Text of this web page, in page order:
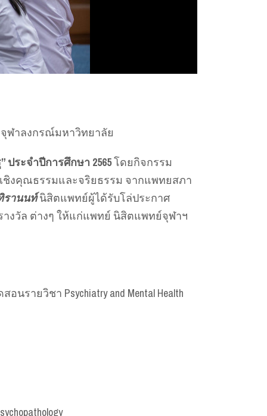
จุฬาลงกรณ์มหาวิทยาลัย
ประจำปีการศึกษา 2565โดยกิจกรรม
ชิงคุณธรรมและจริยธรรม จากแพทยสภา
านนท์นิสิตแพทย์ผู้ได้รับโล่ประกาศ
งวัล ต่างๆ ให้แก่แพทย์ นิสิตแพทย์จุฬาฯ
ยวิชา Psychiatry and Mental Health